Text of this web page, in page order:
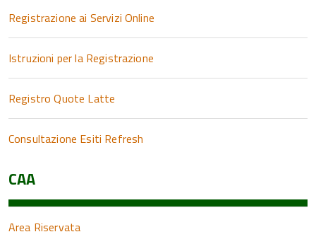
Registrazione ai Servizi Online
Istruzioni per la Registrazione
Registro Quote Latte
Consultazione Esiti Refresh
CAA
Area Riservata